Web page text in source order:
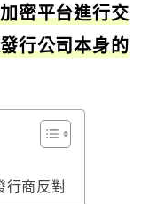
密平台進行交
行公司本身的
行商反對